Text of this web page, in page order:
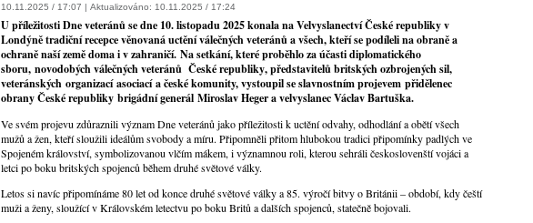
10.11.2025 / 17:07 | Aktualizováno: 10.11.2025 / 17:24
U příležitosti Dne veteránů se dne 10. listopadu 2025 konala na Velvyslanectví České republiky v
Londýně tradiční recepce věnovaná uctění válečných veteránů a všech, kteří se podíleli na obraně a
ochraně naší země doma i v zahraničí. Na setkání, které proběhlo za účasti diplomatického
sboru, novodobých válečných veteránů České republiky, představitelů britských ozbrojených sil,
veteránských organizacíasociacía české komunity, vystoupil se slavnostním projevem přidělenec
obrany České republiky brigádní generál Miroslav Heger a velvyslanec Václav Bartuška.
Ve svém projevu zdůraznili význam Dne veteránů jako příležitosti k uctění odvahy, odhodlání a obětí všech
mužů a žen, kteří sloužili ideálům svobody a míru. Připomněli přitom hlubokou tradici připomínky padlých ve
Spojeném království, symbolizovanou vlčím mákem, i významnou roli, kterou sehráli českoslovenští vojáci a
letci po boku britských spojenců během druhé světové války.
Letos si navíc připomínáme 80 let od konce druhé světové války a 85. výročí bitvy o Británii – období, kdy čeští
muži a ženy, sloužící v Královském letectvu po boku Britů a dalších spojenců, statečně bojovali.